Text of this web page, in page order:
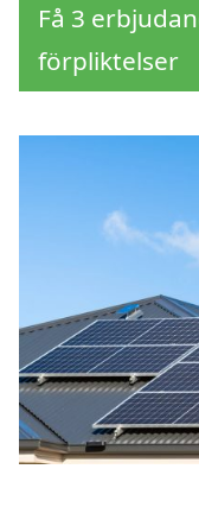
Få 3
förpliktelser